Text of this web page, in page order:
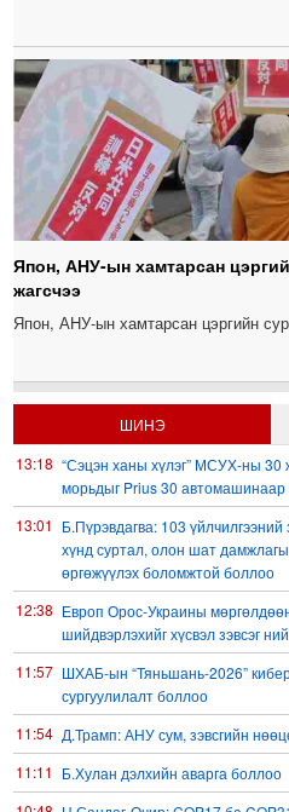
Япон, АНУ-ын хамтарсан
жагсчээ
Япон, АНУ-ын хамтарсан цэргийн
ШИНЭ
13:18 “Сэцэн ханы хүлэг” МСУХ-ны
морьдыг Prius 30 автомашинаар
13:01 Б.Пүрэвдагва: 103
хүнд суртал, олон шат
өргөжүүлэх боломжтой боллоо
12:38 Европ Орос-Украины
шийдвэрлэхийг хүсвэл зэвсэг
11:57 ШХАБ-ын “Тяньшань-2026”
сургуулилалт боллоо
11:54 Д.Трамп: АНУ сум, зэвсгийн
11:11 Б.Хулан дэлхийн аварга боллоо